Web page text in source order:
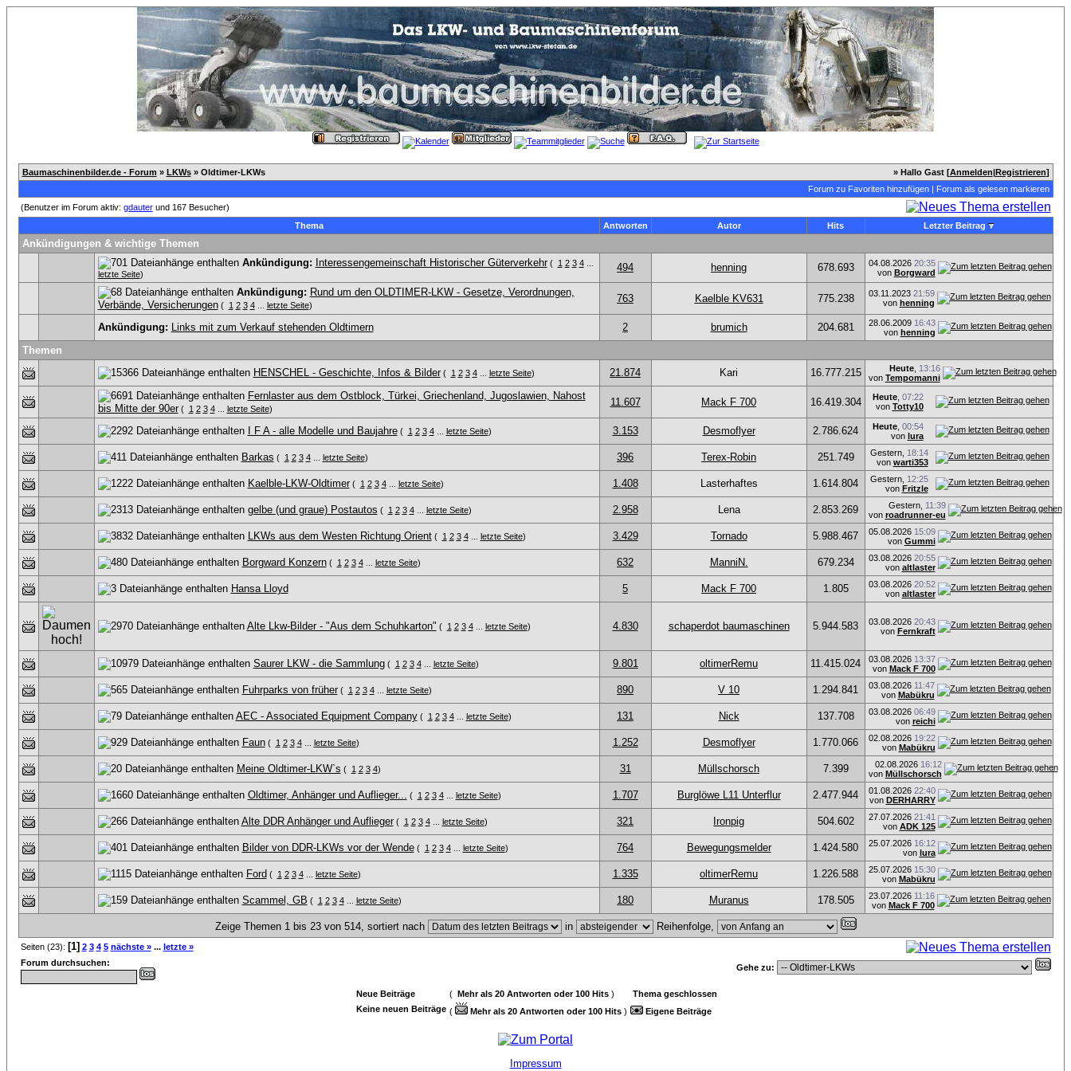
Baumaschinenbilder.de - Forum » LKWs» Oldtimer-LKWs » Hallo Gast [Anmelden|Registrieren]
Forum zu Favoriten hinzufügen| Forum als gelesen markieren
(Benutzer im Forum aktiv: gdauterund 167 Besucher)
Thema
Antworten Autor Hits Letzter Beitrag
Ankündigungen & wichtige Themen
Ankündigung: Interessengemeinschaft Historischer Güterverkehr( 1 2 3 4...
letzte Seite)
494 henning 678.693 04.08.2026 20:35
von Borgward
Ankündigung: Rund um den OLDTIMER-LKW - Gesetze, Verordnungen,
Verbände, Versicherungen( 1 2 3 4... letzte Seite)
763 Kaelble KV631 775.238 03.11.2023 21:59
von henning
Ankündigung: Links mit zum Verkauf stehenden Oldtimern 2 brumich 204.681 28.06.2009 16:43
von henning
Themen
HENSCHEL - Geschichte, Infos & Bilder( 1 2 3 4... letzte Seite) 21.874 Kari 16.777.215 Heute, 13:16
von Tempomanni
Fernlaster aus dem Ostblock, Türkei, Griechenland, Jugoslawien, Nahost
bis Mitte der 90er( 1 2 3 4... letzte Seite)
11.607 Mack F 700 16.419.304 Heute, 07:22
von Totty10
I F A - alle Modelle und Baujahre( 1 2 3 4... letzte Seite) 3.153 Desmoflyer 2.786.624 Heute, 00:54
von lura
Barkas ( 1 2 3 4... letzte Seite) 396 Terex-Robin 251.749 Gestern, 18:14
von warti353
Kaelble-LKW-Oldtimer( 1 2 3 4... letzte Seite) 1.408 Lasterhaftes 1.614.804 Gestern, 12:25
von Fritzle
gelbe (und graue) Postautos ( 1 2 3 4... letzte Seite) 2.958 Lena 2.853.269 Gestern, 11:39
von roadrunner-eu
LKWs aus dem Westen Richtung Orient( 1 2 3 4... letzte Seite) 3.429 Tornado 5.988.467 05.08.2026 15:09
von Gummi
Borgward Konzern( 1 2 3 4... letzte Seite) 632 ManniN. 679.234 03.08.2026 20:55
von altlaster
Hansa Lloyd 5 Mack F 700 1.805 03.08.2026 20:52
von altlaster
Alte Lkw-Bilder - "Aus dem Schuhkarton" ( 1 2 3 4... letzte Seite) 4.830 schaperdot baumaschinen 5.944.583 03.08.2026 20:43
von Fernkraft
Saurer LKW - die Sammlung( 1 2 3 4... letzte Seite) 9.801 oltimerRemu 11.415.024 03.08.2026 13:37
von Mack F 700
Fuhrparks von früher( 1 2 3 4... letzte Seite) 890 V 10 1.294.841 03.08.2026 11:47
von Mabükru
AEC - Associated Equipment Company( 1 2 3 4... letzte Seite) 131 Nick 137.708 03.08.2026 06:49
von reichi
Faun( 1 2 3 4... letzte Seite) 1.252 Desmoflyer 1.770.066 02.08.2026 19:22
von Mabükru
Meine Oldtimer-LKW`s ( 1 2 3 4) 31 Müllschorsch 7.399 02.08.2026 16:12
von Müllschorsch
Oldtimer, Anhänger und Auflieger... ( 1 2 3 4... letzte Seite) 1.707 Burglöwe L11 Unterflur 2.477.944 01.08.2026 22:40
von DERHARRY
Alte DDR Anhänger und Auflieger( 1 2 3 4... letzte Seite) 321 Ironpig 504.602 27.07.2026 21:41
von ADK 125
Bilder von DDR-LKWs vor der Wende( 1 2 3 4... letzte Seite) 764 Bewegungsmelder 1.424.580 25.07.2026 16:12
von lura
Ford ( 1 2 3 4... letzte Seite) 1.335 oltimerRemu 1.226.588 25.07.2026 15:30
von Mabükru
Scammel, GB ( 1 2 3 4... letzte Seite) 180 Muranus 178.505 23.07.2026 11:16
von Mack F 700
Zeige Themen 1 bis 23 von 514, sortiert nach in Reihenfolge,
Seiten (23): [1] 2 3 4 5 nächste » ... letzte »
Forum durchsuchen:
Gehe zu:
Neue Beiträge ( Mehr als 20 Antworten oder 100 Hits )
Thema geschlossen
Keine neuen Beiträge ( Mehr als 20 Antworten oder 100 Hits ) Eigene Beiträge
Impressum